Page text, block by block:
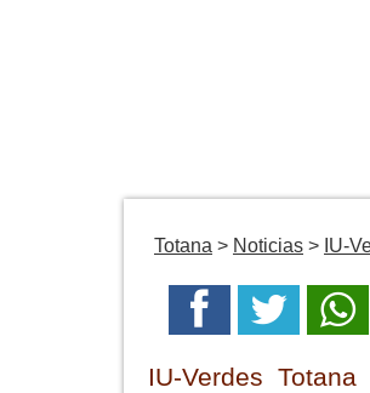
Totana > Noticias > IU-
IU-Verdes